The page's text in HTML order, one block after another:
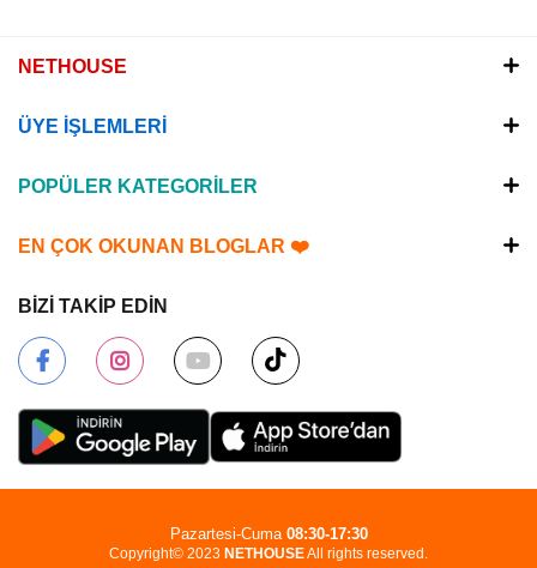
NETHOUSE
ÜYE İŞLEMLERİ
POPÜLER KATEGORİLER
EN ÇOK OKUNAN BLOGLAR ❤️
BİZİ TAKİP EDİN
Copyright© 2023 NETHOUSEAll rights reserved.
Pazartesi-Cuma 08:30-17:30